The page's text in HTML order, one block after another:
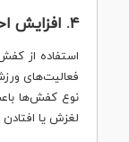
۴. افزایش احتمال آسیب‌های ورزشی
استفاده از
فعالیت‌های
نوع کفش‌ها
لغزش یا